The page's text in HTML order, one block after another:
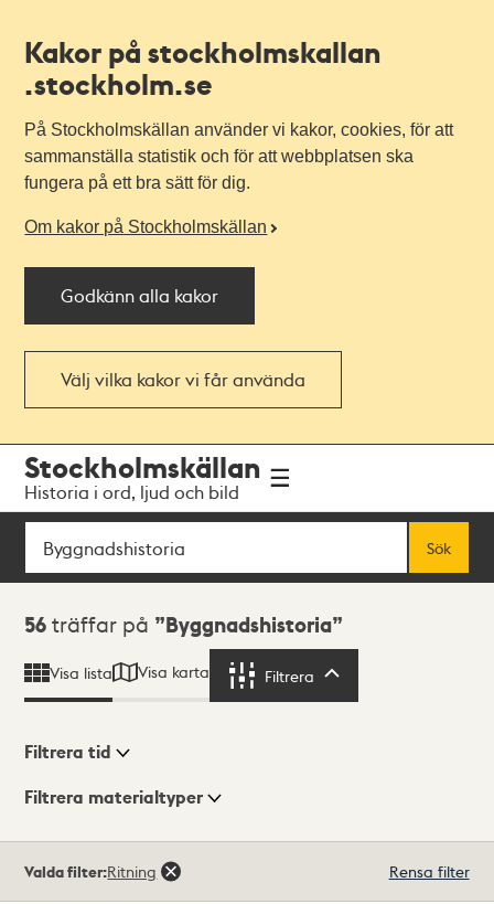
Kakor på stockholmskallan
.stockholm.se
På Stockholmskällan använder vi kakor, cookies, för att
sammanställa statistik och för att webbplatsen ska
fungera på ett bra sätt för dig.
Om kakor på Stockholmskällan
Godkänn alla kakor
Välj vilka kakor vi får använda
navigationen
huvudinnehållet
Stockholmskällan
Historia i ord, ljud och bild
Sök
Sök
Sökresultat
56 träffar på Byggnadshistoria
Visa lista Visa karta Filtrera
Visningsläge
Filtrera tid
Filtrera materialtyper
träffar
Valda filter:Ritning Rensa filter